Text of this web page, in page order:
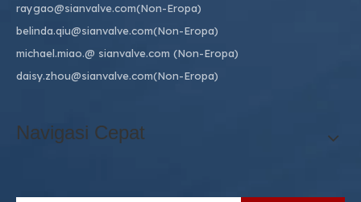
raygao@sianvalve.com(Non-Eropa)
belinda.qiu@sianvalve.com(Non-Eropa)
michael.miao.@ sianvalve.com (Non-Eropa)
daisy.zhou@sianvalve.com(Non-Eropa)
Navigasi Cepat